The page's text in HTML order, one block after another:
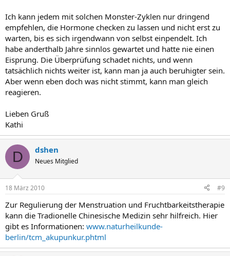
Ich kann jedem mit solchen Monster-Zyklen nur dringend
empfehlen, die Hormone checken zu lassen und nicht erst zu
warten, bis es sich irgendwann von selbst einpendelt. Ich
habe anderthalb Jahre sinnlos gewartet und hatte nie einen
Eisprung. Die Überprüfung schadet nichts, und wenn
tatsächlich nichts weiter ist, kann man ja auch beruhigter sein.
Aber wenn eben doch was nicht stimmt, kann man gleich
reagieren.
Lieben Gruß
Kathi
D dshen
Neues Mitglied
18 März 2010 #9
Zur Regulierung der Menstruation und Fruchtbarkeitstherapie
kann die Tradionelle Chinesische Medizin sehr hilfreich. Hier
gibt es Informationen: www.naturheilkunde-
berlin/tcm_akupunkur.phtml